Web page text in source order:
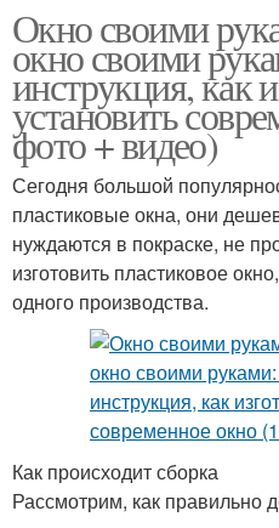
Окно своими
окно своими
инструкция, как
установить
фото + видео)
Сегодня большой
пластиковые окна, они
нуждаются в покраске, не
изготовить пластиковое
одного производства.
Как происходит сборка
Рассмотрим, как правильно